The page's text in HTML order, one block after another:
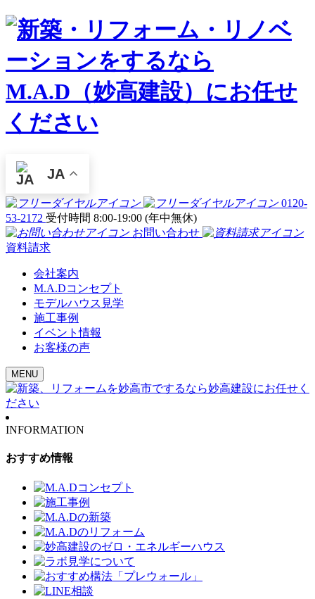
JA
0120-
53-2172 受付時間 8:00-19:00 (年中無休)
お問い合わせ
資料請求
会社案内
M.A.Dコンセプト
モデルハウス見学
施工事例
イベント情報
お客様の声
MENU
INFORMATION
おすすめ情報